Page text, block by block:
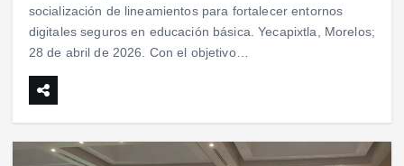
socialización de lineamientos para fortalecer entornos
digitales seguros en educación básica. Yecapixtla, Morelos;
28 de abril de 2026. Con el objetivo…